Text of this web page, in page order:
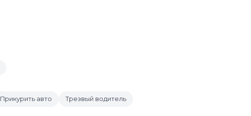
Прикурить авто Трезвый водитель